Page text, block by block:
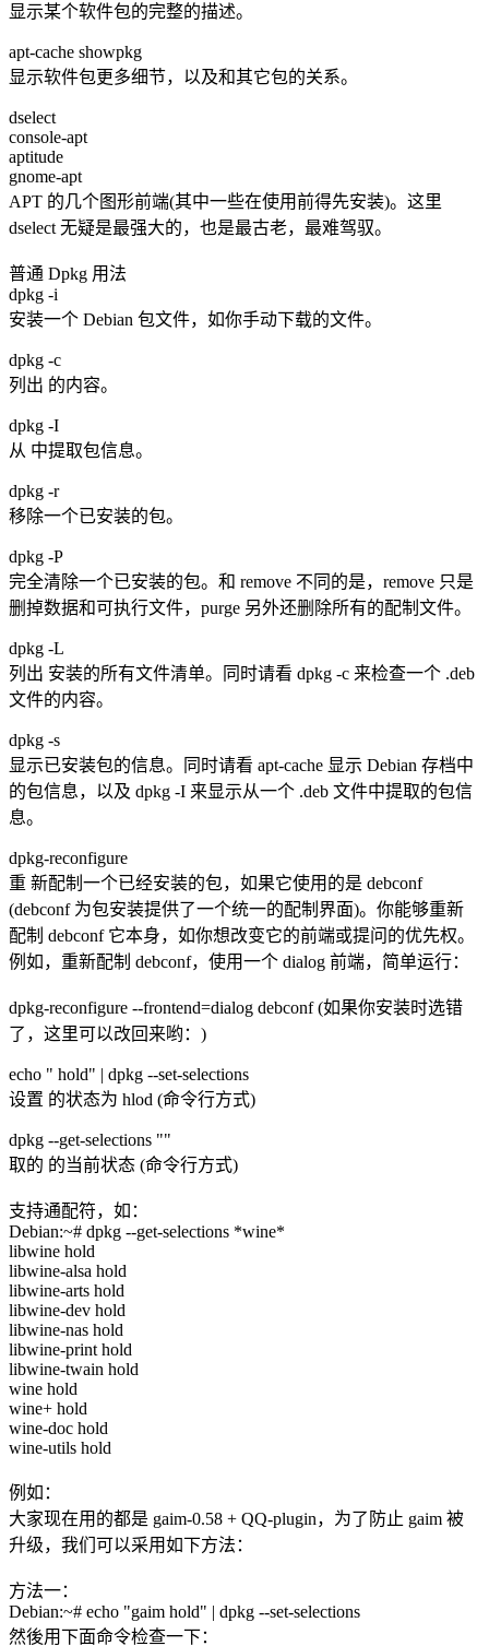
显示某个软件包的完整的描述。
apt-cache showpkg
显示软件包更多细节，以及和其它包的关系。
dselect
console-apt
aptitude
gnome-apt
APT 的几个图形前端(其中一些在使用前得先安装)。这里
dselect 无疑是最强大的，也是最古老，最难驾驭。
普通 Dpkg 用法
dpkg -i
安装一个 Debian 包文件，如你手动下载的文件。
dpkg -c
列出 的内容。
dpkg -I
从 中提取包信息。
dpkg -r
移除一个已安装的包。
dpkg -P
完全清除一个已安装的包。和 remove 不同的是，remove 只是
删掉数据和可执行文件，purge 另外还删除所有的配制文件。
dpkg -L
列出 安装的所有文件清单。同时请看 dpkg -c 来检查一个 .deb
文件的内容。
dpkg -s
显示已安装包的信息。同时请看 apt-cache 显示 Debian 存档中
的包信息，以及 dpkg -I 来显示从一个 .deb 文件中提取的包信
息。
dpkg-reconfigure
重 新配制一个已经安装的包，如果它使用的是 debconf
(debconf 为包安装提供了一个统一的配制界面)。你能够重新
配制 debconf 它本身，如你想改变它的前端或提问的优先权。
例如，重新配制 debconf，使用一个 dialog 前端，简单运行：
dpkg-reconfigure --frontend=dialog debconf (如果你安装时选错
了，这里可以改回来哟：)
echo " hold" | dpkg --set-selections
设置 的状态为 hlod (命令行方式)
dpkg --get-selections ""
取的 的当前状态 (命令行方式)
支持通配符，如：
Debian:~# dpkg --get-selections *wine*
libwine hold
libwine-alsa hold
libwine-arts hold
libwine-dev hold
libwine-nas hold
libwine-print hold
libwine-twain hold
wine hold
wine+ hold
wine-doc hold
wine-utils hold
例如：
大家现在用的都是 gaim-0.58 + QQ-plugin，为了防止 gaim 被
升级，我们可以采用如下方法：
方法一：
Debian:~# echo "gaim hold" | dpkg --set-selections
然後用下面命令检查一下：